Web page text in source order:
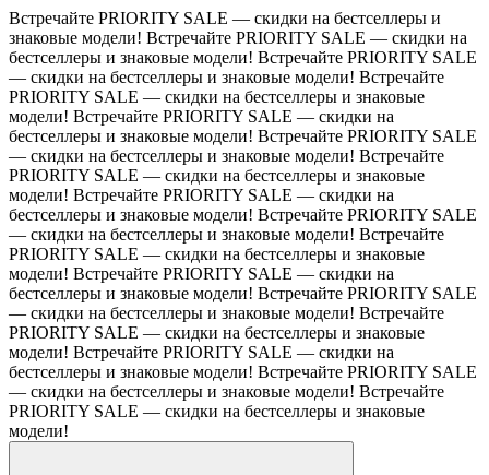
Встречайте PRIORITY SALE — скидки на бестселлеры и
знаковые модели! Встречайте PRIORITY SALE — скидки на
бестселлеры и знаковые модели! Встречайте PRIORITY SALE
— скидки на бестселлеры и знаковые модели! Встречайте
PRIORITY SALE — скидки на бестселлеры и знаковые
модели! Встречайте PRIORITY SALE — скидки на
бестселлеры и знаковые модели! Встречайте PRIORITY SALE
— скидки на бестселлеры и знаковые модели! Встречайте
PRIORITY SALE — скидки на бестселлеры и знаковые
модели! Встречайте PRIORITY SALE — скидки на
бестселлеры и знаковые модели! Встречайте PRIORITY SALE
— скидки на бестселлеры и знаковые модели! Встречайте
PRIORITY SALE — скидки на бестселлеры и знаковые
модели! Встречайте PRIORITY SALE — скидки на
бестселлеры и знаковые модели! Встречайте PRIORITY SALE
— скидки на бестселлеры и знаковые модели! Встречайте
PRIORITY SALE — скидки на бестселлеры и знаковые
модели! Встречайте PRIORITY SALE — скидки на
бестселлеры и знаковые модели! Встречайте PRIORITY SALE
— скидки на бестселлеры и знаковые модели! Встречайте
PRIORITY SALE — скидки на бестселлеры и знаковые
модели!